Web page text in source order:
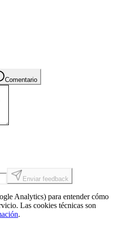
Comentario
Enviar feedback
Analytics) para entender cómo
Las cookies técnicas son
.